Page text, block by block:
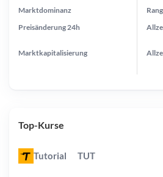
Preisänderung 24h
Marktdominanz
Marktkapitalisierung
Rang
Top-Kurse
Tutorial TUT